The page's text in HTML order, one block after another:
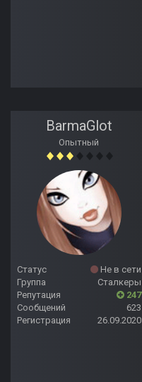
BarmaGlot
Опытный
Статус
Не в сети
Группа
Сталкеры
Репутация
247
Сообщений
623
Регистрация
26.09.2020